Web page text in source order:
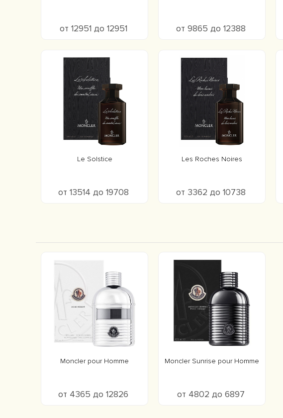
от 12951 до 12951 от 9865 до 12388
Le Solstice
от 13514 до 19708
Les Roches Noires
от 3362 до 10738
Moncler pour Homme
от 4365 до 12826
Moncler Sunrise pour Homme
от 4802 до 6897